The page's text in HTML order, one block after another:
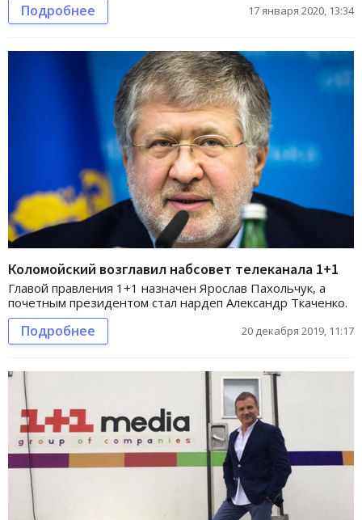
Подробнее 17 января 2020, 13:34
Коломойский возглавил набсовет телеканала 1+1
Главой правления 1+1 назначен Ярослав Пахольчук, а
почетным президентом стал нардеп Александр Ткаченко.
Подробнее 20 декабря 2019, 11:17